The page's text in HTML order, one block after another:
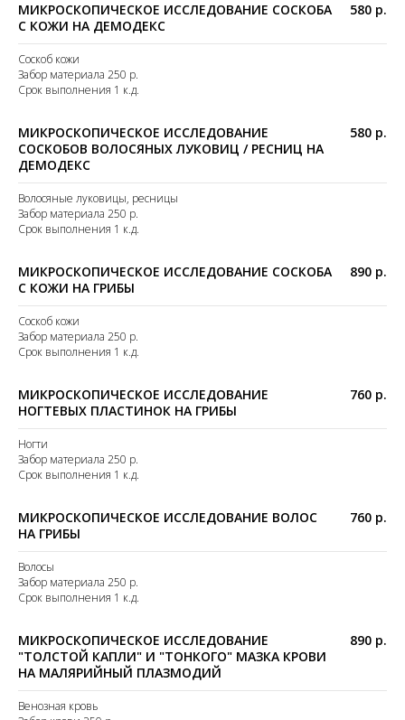
МИКРОСКОПИЧЕСКОЕ ИССЛЕДОВАНИЕ СОСКОБА
С КОЖИ НА ДЕМОДЕКС
580 р.
Соскоб кожи
Забор материала 250 р.
Срок выполнения 1 к.д.
МИКРОСКОПИЧЕСКОЕ ИССЛЕДОВАНИЕ
СОСКОБОВ ВОЛОСЯНЫХ ЛУКОВИЦ / РЕСНИЦ НА
ДЕМОДЕКС
580 р.
Волосяные луковицы, ресницы
Забор материала 250 р.
Срок выполнения 1 к.д.
МИКРОСКОПИЧЕСКОЕ ИССЛЕДОВАНИЕ СОСКОБА
С КОЖИ НА ГРИБЫ
890 р.
Соскоб кожи
Забор материала 250 р.
Срок выполнения 1 к.д.
МИКРОСКОПИЧЕСКОЕ ИССЛЕДОВАНИЕ
НОГТЕВЫХ ПЛАСТИНОК НА ГРИБЫ
760 р.
Ногти
Забор материала 250 р.
Срок выполнения 1 к.д.
МИКРОСКОПИЧЕСКОЕ ИССЛЕДОВАНИЕ ВОЛОС
НА ГРИБЫ
760 р.
Волосы
Забор материала 250 р.
Срок выполнения 1 к.д.
МИКРОСКОПИЧЕСКОЕ ИССЛЕДОВАНИЕ
"ТОЛСТОЙ КАПЛИ" И "ТОНКОГО" МАЗКА КРОВИ
НА МАЛЯРИЙНЫЙ ПЛАЗМОДИЙ
890 р.
Венозная кровь